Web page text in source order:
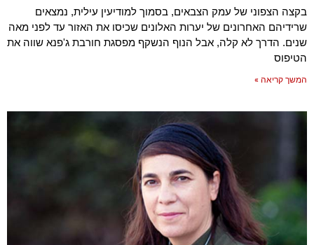
בקצה הצפוני של עמק הצבאים, בסמוך למודיעין עילית, נמצאים
שרידיהם האחרונים של יערות האלונים שכיסו את האזור עד לפני מאה
שנים. הדרך לא קלה, אבל הנוף הנשקף מפסגת חורבת ג'פנא שווה את
הטיפוס
המשך קריאה »